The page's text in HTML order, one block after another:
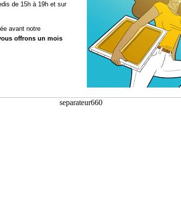
de 15h à 19h et sur
avant notre
offrons un mois